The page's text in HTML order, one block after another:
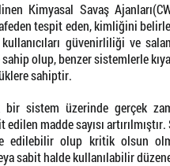
Kimyasal Savaş
tespit eden, kimliğini
güvenirliliği ve
olup, benzer sistemlerle
sahiptir.
sistem üzerinde gerçek
madde sayısı
edilebilir olup kritik olsun
sabit halde kullanılabilir